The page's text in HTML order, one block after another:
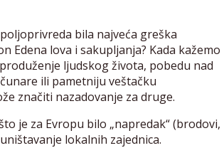
bila najveća greška
Edena lova i sakupljanja? Kada kažemo
ljudskog života, pobedu nad
ili pametniju veštačku
značiti nazadovanje za druge.
je za Evropu bilo „napredak“ (brodovi,
lokalnih zajednica.